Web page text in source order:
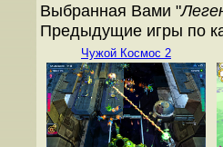
Выбранная Вами "
Предыдущие игры по
Чужой Космос 2